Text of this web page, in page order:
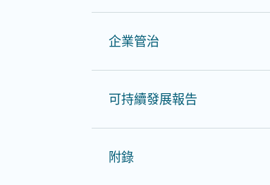
企業管治
可持續發展報告
附錄